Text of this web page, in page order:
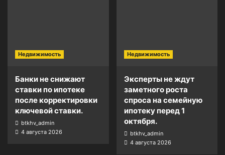
Недвижимость
Банки не снижают
ставки по ипотеке
после корректировки
ключевой ставки.
btkhv_admin
4 августа 2026
Недвижимость
Эксперты не ждут
заметного роста
спроса на семейную
ипотеку перед 1
октября.
btkhv_admin
4 августа 2026